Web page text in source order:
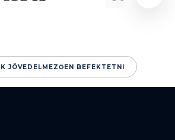
JÖVEDELMEZŐEN BEFEKTETNI